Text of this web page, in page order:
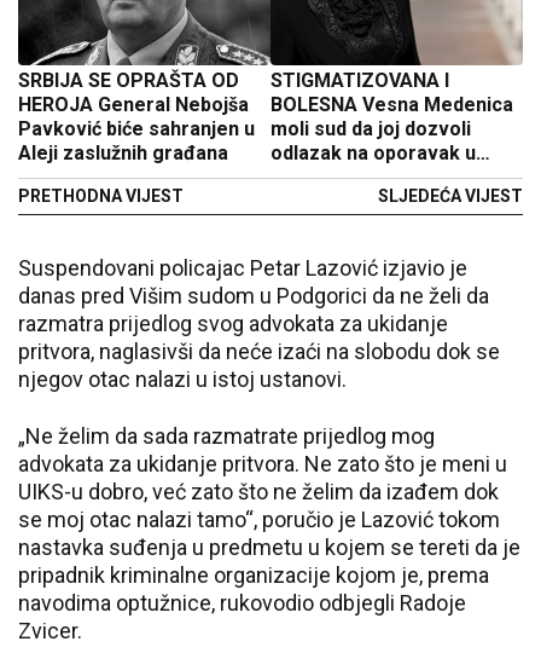
SRBIJA SE OPRAŠTA OD
HEROJA General Nebojša
Pavković biće sahranjen u
Aleji zaslužnih građana
PRETHODNA VIJEST
STIGMATIZOVANA I
BOLESNA Vesna Medenica
moli sud da joj dozvoli
odlazak na oporavak u
Igalu
SLJEDEĆA VIJEST
Suspendovani policajac Petar Lazović izjavio je
danas pred Višim sudom u Podgorici da ne želi da
razmatra prijedlog svog advokata za ukidanje
pritvora, naglasivši da neće izaći na slobodu dok se
njegov otac nalazi u istoj ustanovi.
„Ne želim da sada razmatrate prijedlog mog
advokata za ukidanje pritvora. Ne zato što je meni u
UIKS-u dobro, već zato što ne želim da izađem dok
se moj otac nalazi tamo“, poručio je Lazović tokom
nastavka suđenja u predmetu u kojem se tereti da je
pripadnik kriminalne organizacije kojom je, prema
navodima optužnice, rukovodio odbjegli Radoje
Zvicer.